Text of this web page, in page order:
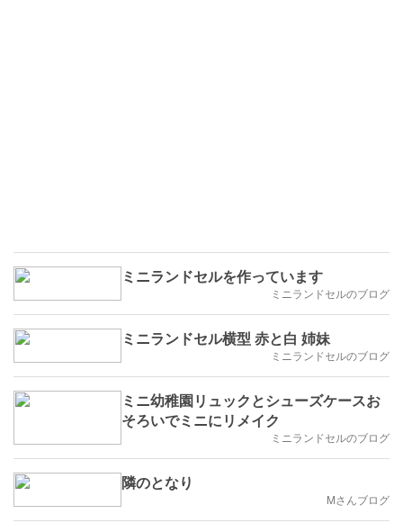
ミニランドセルを作っています
ミニランドセルのブログ
ミニランドセル横型 赤と白 姉妹
ミニランドセルのブログ
ミニ幼稚園リュックとシューズケースお
そろいでミニにリメイク
ミニランドセルのブログ
隣のとなり
Mさんブログ